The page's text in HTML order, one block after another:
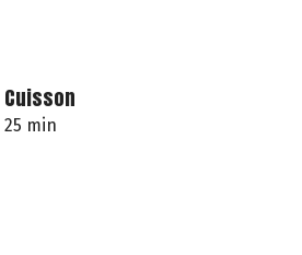
Cuisson
25 min